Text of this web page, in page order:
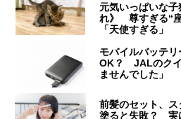
元気いっぱいな
れ》 尊すぎる“
「天使すぎる」
モバイルバッテ
OK？ JALのクイ
ませんでした」
前髪のセット、
塗ると失敗？ 実